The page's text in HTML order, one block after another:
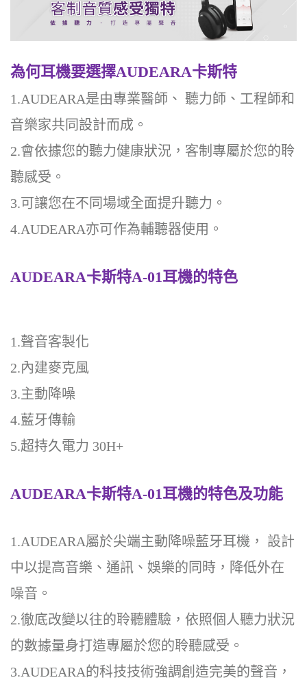
為何耳機要選擇AUDEARA卡斯特
1.AUDEARA是由專業醫師、 聽力師、工程師和
音樂家共同設計而成。
2.會依據您的聽力健康狀況，客制專屬於您的聆
聽感受。
3.可讓您在不同場域全面提升聽力。
4.AUDEARA亦可作為輔聽器使用。
AUDEARA卡斯特A-01耳機的特色
1.聲音客製化
2.內建麥克風
3.主動降噪
4.藍牙傳輸
5.超持久電力 30H+
AUDEARA卡斯特A-01耳機的特色及功能
1.AUDEARA屬於尖端主動降噪藍牙耳機， 設計
中以提高音樂、通訊、娛樂的同時，降低外在
噪音。
2.徹底改變以往的聆聽體驗，依照個人聽力狀況
的數據量身打造專屬於您的聆聽感受。
3.AUDEARA的科技技術強調創造完美的聲音，